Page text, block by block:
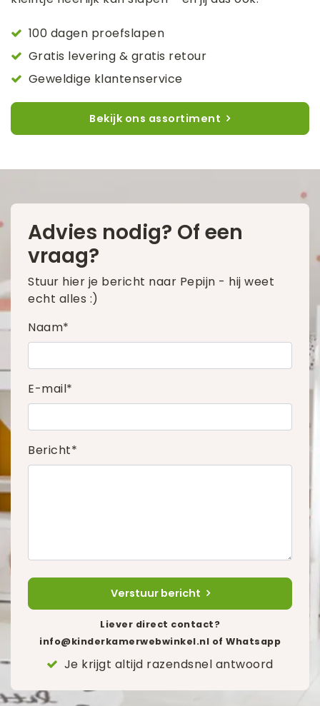
100 dagen proefslapen
Gratis levering & gratis retour
Geweldige klantenservice
Bekijk ons assortiment
Advies nodig? Of een
vraag?
Stuur hier je bericht naar Pepijn - hij weet
echt alles :)
Naam*
E-mail*
Bericht*
Verstuur bericht
Liever direct contact?
info@kinderkamerwebwinkel.nl of Whatsapp
Je krijgt altijd razendsnel antwoord